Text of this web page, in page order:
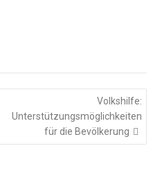
Volkshilfe:
Unterstützungsmöglichkeiten
für die Bevölkerung